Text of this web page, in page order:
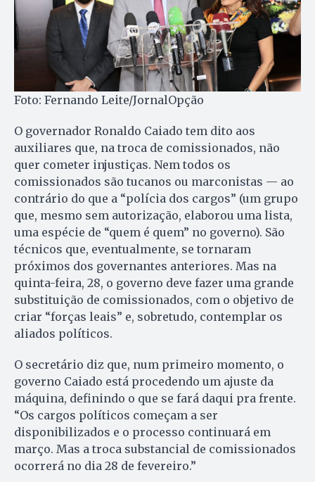
Foto: Fernando Leite/JornalOpção
O governador Ronaldo Caiado tem dito aos
auxiliares que, na troca de comissionados, não
quer cometer injustiças. Nem todos os
comissionados são tucanos ou marconistas — ao
contrário do que a “polícia dos cargos” (um grupo
que, mesmo sem autorização, elaborou uma lista,
uma espécie de “quem é quem” no governo). São
técnicos que, eventualmente, se tornaram
próximos dos governantes anteriores. Mas na
quinta-feira, 28, o governo deve fazer uma grande
substituição de comissionados, com o objetivo de
criar “forças leais” e, sobretudo, contemplar os
aliados políticos.
O secretário diz que, num primeiro momento, o
governo Caiado está procedendo um ajuste da
máquina, definindo o que se fará daqui pra frente.
“Os cargos políticos começam a ser
disponibilizados e o processo continuará em
março. Mas a troca substancial de comissionados
ocorrerá no dia 28 de fevereiro.”